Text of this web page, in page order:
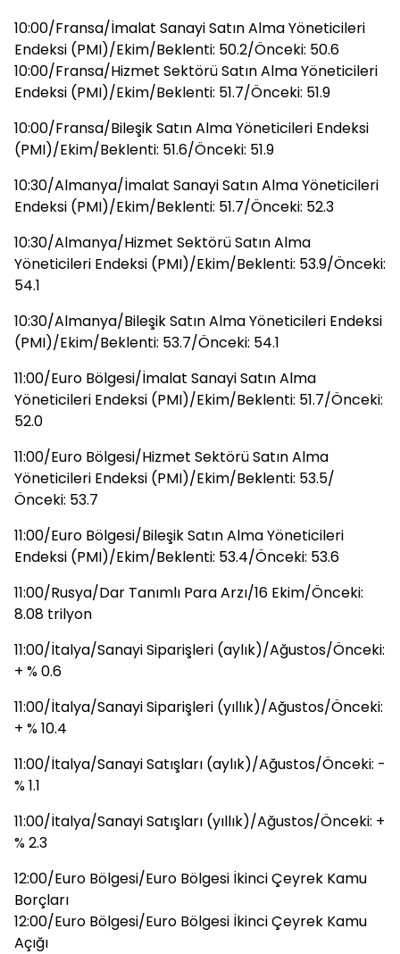
10:00/Fransa/İmalat Sanayi Satın Alma Yöneticileri
Endeksi (PMI)/Ekim/Beklenti: 50.2/Önceki: 50.6
10:00/Fransa/Hizmet Sektörü Satın Alma Yöneticileri
Endeksi (PMI)/Ekim/Beklenti: 51.7/Önceki: 51.9
10:00/Fransa/Bileşik Satın Alma Yöneticileri Endeksi
(PMI)/Ekim/Beklenti: 51.6/Önceki: 51.9
10:30/Almanya/İmalat Sanayi Satın Alma Yöneticileri
Endeksi (PMI)/Ekim/Beklenti: 51.7/Önceki: 52.3
10:30/Almanya/Hizmet Sektörü Satın Alma
Yöneticileri Endeksi (PMI)/Ekim/Beklenti: 53.9/Önceki:
54.1
10:30/Almanya/Bileşik Satın Alma Yöneticileri Endeksi
(PMI)/Ekim/Beklenti: 53.7/Önceki: 54.1
11:00/Euro Bölgesi/İmalat Sanayi Satın Alma
Yöneticileri Endeksi (PMI)/Ekim/Beklenti: 51.7/Önceki:
52.0
11:00/Euro Bölgesi/Hizmet Sektörü Satın Alma
Yöneticileri Endeksi (PMI)/Ekim/Beklenti: 53.5/
Önceki: 53.7
11:00/Euro Bölgesi/Bileşik Satın Alma Yöneticileri
Endeksi (PMI)/Ekim/Beklenti: 53.4/Önceki: 53.6
11:00/Rusya/Dar Tanımlı Para Arzı/16 Ekim/Önceki:
8.08 trilyon
11:00/İtalya/Sanayi Siparişleri (aylık)/Ağustos/Önceki:
+ % 0.6
11:00/İtalya/Sanayi Siparişleri (yıllık)/Ağustos/Önceki:
+ % 10.4
11:00/İtalya/Sanayi Satışları (aylık)/Ağustos/Önceki: -
% 1.1
11:00/İtalya/Sanayi Satışları (yıllık)/Ağustos/Önceki: +
% 2.3
12:00/Euro Bölgesi/Euro Bölgesi İkinci Çeyrek Kamu
Borçları
12:00/Euro Bölgesi/Euro Bölgesi İkinci Çeyrek Kamu
Açığı